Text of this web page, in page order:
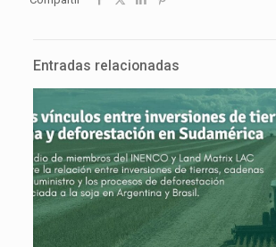
Entradas relacionadas